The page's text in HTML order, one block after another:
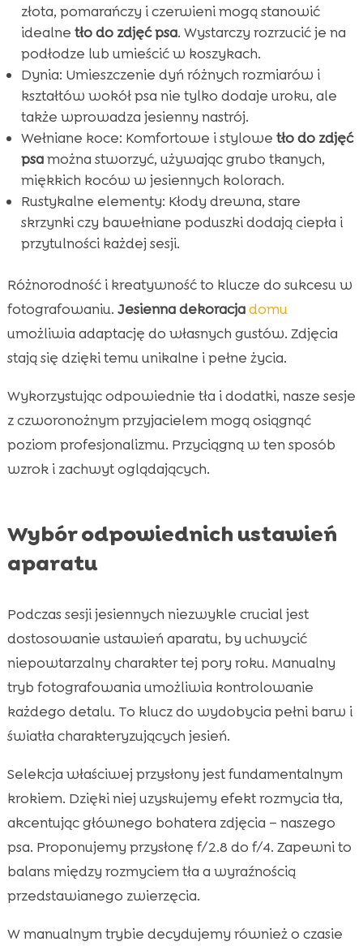
złota, pomarańczy i czerwieni mogą stanowić
idealne tło do zdjęć psa. Wystarczy rozrzucić je na
podłodze lub umieścić w koszykach.
Dynia: Umieszczenie dyń różnych rozmiarów i
kształtów wokół psa nie tylko dodaje uroku, ale
także wprowadza jesienny nastrój.
Wełniane koce: Komfortowe i stylowe tło do zdjęć
psamożna stworzyć, używając grubo tkanych,
miękkich koców w jesiennych kolorach.
Rustykalne elementy: Kłody drewna, stare
skrzynki czy bawełniane poduszki dodają ciepła i
przytulności każdej sesji.
Różnorodność i kreatywność to klucze do sukcesu w
fotografowaniu. Jesienna dekoracjadomu
umożliwia adaptację do własnych gustów. Zdjęcia
stają się dzięki temu unikalne i pełne życia.
Wykorzystując odpowiednie tła i dodatki, nasze sesje
z czworonożnym przyjacielem mogą osiągnąć
poziom profesjonalizmu. Przyciągną w ten sposób
wzrok i zachwyt oglądających.
Wybór odpowiednich ustawień
aparatu
Podczas sesji jesiennych niezwykle crucial jest
dostosowanie ustawień aparatu, by uchwycić
niepowtarzalny charakter tej pory roku. Manualny
tryb fotografowania umożliwia kontrolowanie
każdego detalu. To klucz do wydobycia pełni barw i
światła charakteryzujących jesień.
Selekcja właściwej przysłony jest fundamentalnym
krokiem. Dzięki niej uzyskujemy efekt rozmycia tła,
akcentując głównego bohatera zdjęcia – naszego
psa. Proponujemy przysłonę f/2.8 do f/4. Zapewni to
balans między rozmyciem tła a wyraźnością
przedstawianego zwierzęcia.
W manualnym trybie decydujemy również o czasie